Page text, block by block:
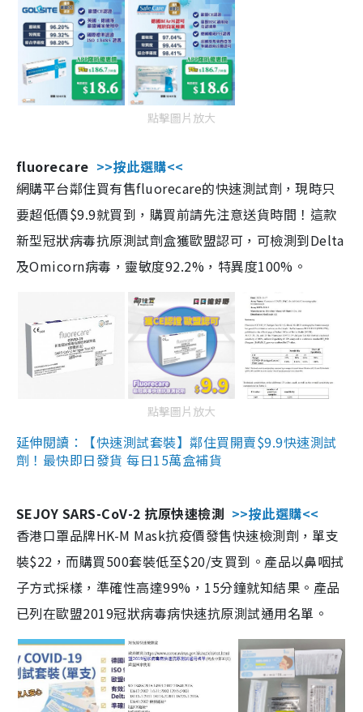
點擊圖片放大
fluorecare >>按此選購<<
網購平台鄰住買有售fluorecare的快速測試劑，現時只
要超低價$9.9就買到，購買前請先注意送貨時間！這款
新型冠狀病毒抗原測試劑盒獲歐盟認可，可檢測到Delta
及Omicorn病毒，靈敏度92.2%，特異度100%。
點擊圖片放大
延伸閱讀：【快速測試套裝】鄰住買開賣$9.9快速測試
劑！最快即日發貨 每日15萬盒補貨
SEJOY SARS-CoV-2 抗原快速檢測 >>按此選購<<
香港口罩品牌HK-M Mask抗疫價發售快速檢測劑，單支
裝$22，而購買500套裝低至$20/支買到。產品以鼻咽拭
子方式採樣，準確性高達99%，15分鐘就知結果。產品
已列在歐盟2019冠狀病毒病快速抗原測試通用名單。